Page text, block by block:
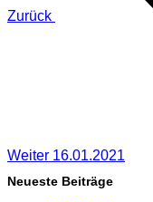
Zurück
Weiter 16.01.2021
Neueste Beiträge